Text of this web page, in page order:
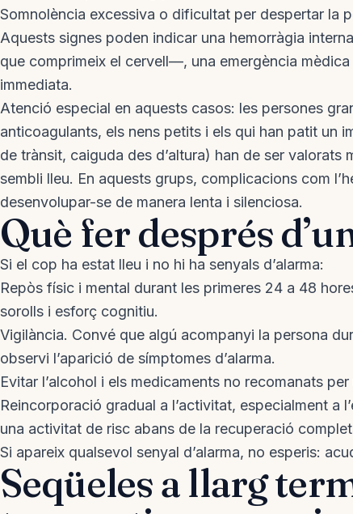
Somnolència excessiva o dificultat per despertar la
Aquests signes poden indicar una hemorràgia
que comprimeix el cervell—, una emergència
immediata.
Atenció especial en aquests casos: les persones
anticoagulants, els nens petits i els qui han patit un
de trànsit, caiguda des d’altura) han de ser valorats
sembli lleu. En aquests grups, complicacions com
desenvolupar-se de manera lenta i silenciosa.
Què fer després
Si el cop ha estat lleu i no hi ha senyals d’alarma:
Repòs físic i mental durant les primeres 24 a 48
sorolls i esforç cognitiu.
Vigilància. Convé que algú acompanyi la persona
observi l’aparició de símptomes d’alarma.
Evitar l’alcohol i els medicaments no recomanats per
Reincorporació gradual a l’activitat, especialment a
una activitat de risc abans de la recuperació
Si apareix qualsevol senyal d’alarma, no esperis:
Seqüeles a llarg